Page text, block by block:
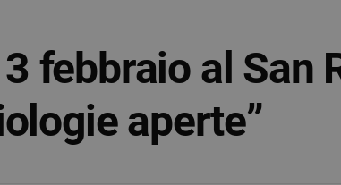
febbraio al San
aperte”